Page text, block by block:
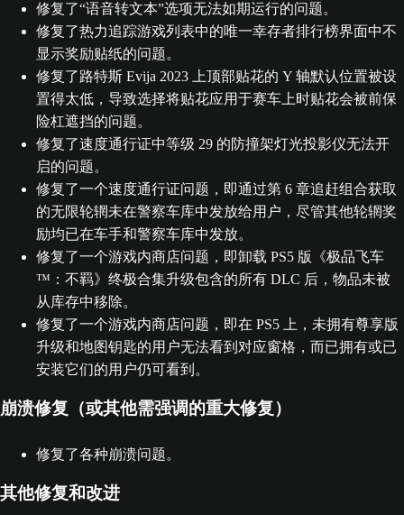
修复了“语音转文本”选项无法如期运行的问题。
修复了热力追踪游戏列表中的唯一幸存者排行榜界面中不
显示奖励贴纸的问题。
修复了路特斯 Evija 2023 上顶部贴花的 Y 轴默认位置被设
置得太低，导致选择将贴花应用于赛车上时贴花会被前保
险杠遮挡的问题。
修复了速度通行证中等级 29 的防撞架灯光投影仪无法开
启的问题。
修复了一个速度通行证问题，即通过第 6 章追赶组合获取
的无限轮辋未在警察车库中发放给用户，尽管其他轮辋奖
励均已在车手和警察车库中发放。
修复了一个游戏内商店问题，即卸载 PS5 版《极品飞车
™：不羁》终极合集升级包含的所有 DLC 后，物品未被
从库存中移除。
修复了一个游戏内商店问题，即在 PS5 上，未拥有尊享版
升级和地图钥匙的用户无法看到对应窗格，而已拥有或已
安装它们的用户仍可看到。
崩溃修复（或其他需强调的重大修复）
修复了各种崩溃问题。
其他修复和改进